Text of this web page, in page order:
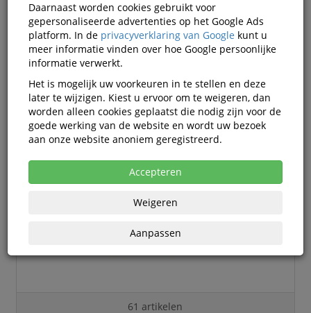
Alle categorieën
Merken Smit Visual
Smit Visual
Smit Visual Bord-accessoires
61 artikelen
Daarnaast worden cookies gebruikt voor
gepersonaliseerde advertenties op het Google Ads
platform. In de privacyverklaring van Google kunt u
meer informatie vinden over hoe Google persoonlijke
informatie verwerkt.
Het is mogelijk uw voorkeuren in te stellen en deze
later te wijzigen. Kiest u ervoor om te weigeren, dan
worden alleen cookies geplaatst die nodig zijn voor de
goede werking van de website en wordt uw bezoek
aan onze website anoniem geregistreerd.
Accepteren
Weigeren
Aanpassen